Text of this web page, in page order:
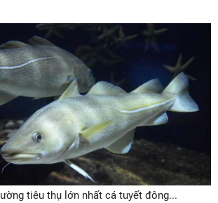
tiêu thụ lớn nhất cá tuyết đông...